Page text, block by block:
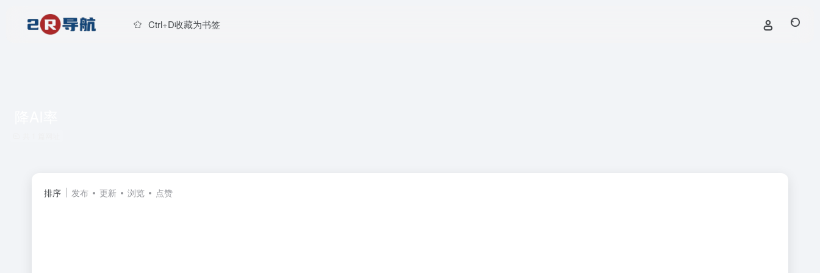
Ctrl+D收藏为书签
排序 发布 更新 浏览 点赞